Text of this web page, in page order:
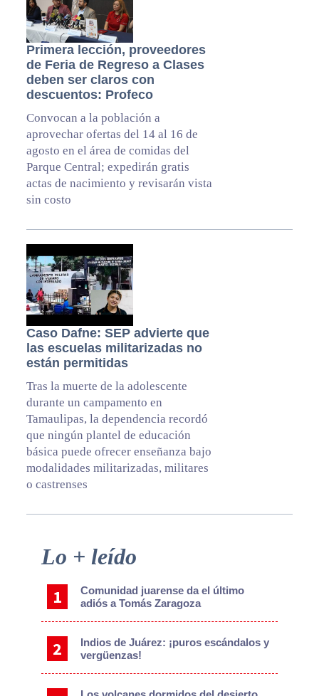
Primera lección, proveedores
de Feria de Regreso a Clases
deben ser claros con
descuentos: Profeco
Convocan a la población a
aprovechar ofertas del 14 al 16 de
agosto en el área de comidas del
Parque Central; expedirán gratis
actas de nacimiento y revisarán vista
sin costo
Caso Dafne: SEP advierte que
las escuelas militarizadas no
están permitidas
Tras la muerte de la adolescente
durante un campamento en
Tamaulipas, la dependencia recordó
que ningún plantel de educación
básica puede ofrecer enseñanza bajo
modalidades militarizadas, militares
o castrenses
Primary
Sidebar
Lo + leído
Comunidad juarense da el último
adiós a Tomás Zaragoza
Indios de Juárez: ¡puros escándalos y
vergüenzas!